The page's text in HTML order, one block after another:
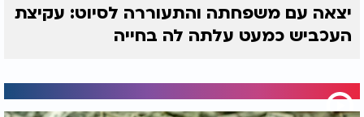
יצאה עם משפחתה והתעוררה לסיוט: עקיצת
העכביש כמעט עלתה לה בחייה